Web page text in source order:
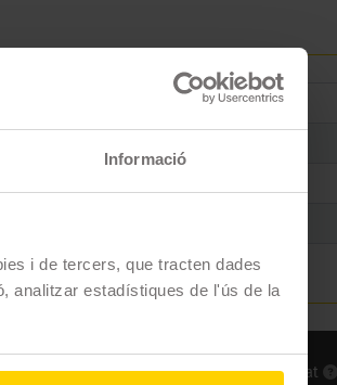
Informació
i de tercers, que tracten dades
analitzar estadístiques de l'ús de la
Índex càrrega
Índex velocitat